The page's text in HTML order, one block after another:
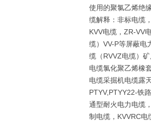
使用的聚氯乙烯绝
缆解释：非标电缆
KVV电缆，ZR-VV
缆）VV-P等屏蔽电
缆（RVVZ电缆）
电缆氯化聚乙烯橡
电缆采掘机电缆露
PTYV,PTYY22-铁
通型耐火电力电缆
制电缆，KVVRC